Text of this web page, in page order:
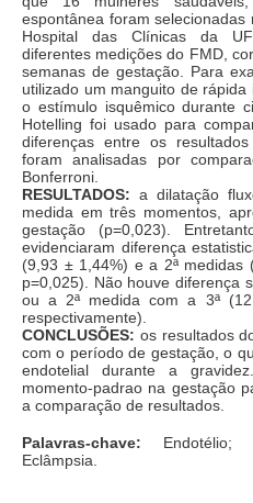
espontânea foram
Hospital das Clínicas da
diferentes medições do FMD,
semanas de gestação. Para
utilizado um manguito de
o estímulo isquêmico durante
Hotelling foi usado para
diferenças entre os
foram analisadas por
Bonferroni.
RESULTADOS: a dilatação
medida em três momentos,
gestação (p=0,023).
evidenciaram diferença
(9,93 ± 1,44%) e a 2ª medidas
p=0,025). Não houve diferença
ou a 2ª medida com a 3ª
respectivamente).
CONCLUSÕES: os resultados
com o período de gestação, o
endotelial durante a
momento-padrao na gestação
a comparação de resultados.
Palavras-chave: Endotélio;
Eclâmpsia.